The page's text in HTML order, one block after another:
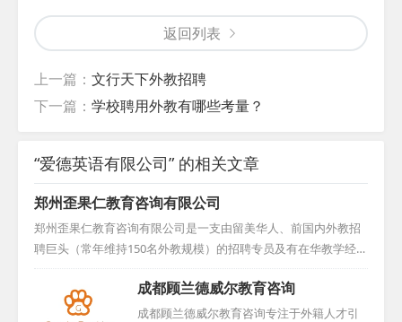
返回列表
上一篇： 文行天下外教招聘
下一篇： 学校聘用外教有哪些考量？
“爱德英语有限公司” 的相关文章
郑州歪果仁教育咨询有限公司
郑州歪果仁教育咨询有限公司是一支由留美华人、前国内外教招
聘巨头（常年维持150名外教规模）的招聘专员及有在华教学经历
的美籍人员构成的专业外教招聘队伍。我们的宗旨是：不只是引
进外国人当老师，而是挑选优秀的外籍教师来华执教。对于学
校，我们依据外教的学历背景与工作经验，为他们精准挑选高质
成都顾兰德威尔教育咨询
成都顾兰德威尔教育咨询专注于外籍人才引